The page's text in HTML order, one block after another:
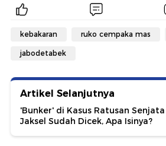
kebakaran ruko cempaka mas
jabodetabek
Artikel Selanjutnya
'Bunker' di Kasus Ratusan
Jaksel Sudah Dicek, Apa Isinya?